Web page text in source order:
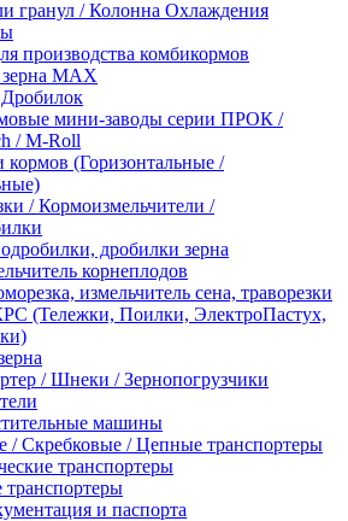
гранул / Колонна Охлаждения
производства комбикормов
зерна МАХ
мини-заводы серии ПРОК /
/ M-Roll
кормов (Горизонтальные /
/ Кормоизмельчители /
дробилки зерна
корнеплодов
измельчитель сена, траворезки
(Тележки, Поилки, ЭлектроПастух,
/ Шнеки / Зернопогрузчики
машины
/ Скребковые / Цепные транспортеры
транспортеры
и паспорта